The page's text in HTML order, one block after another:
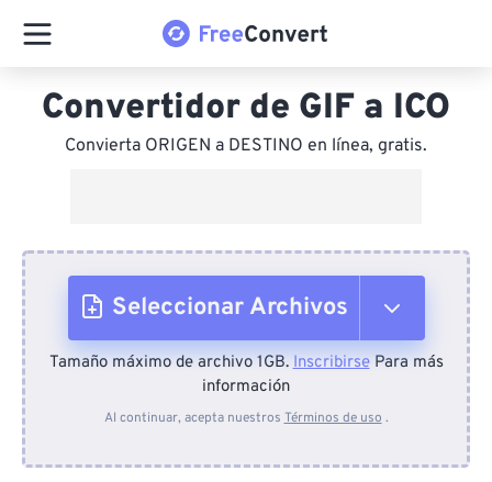
Convertidor de GIF a ICO
Convierta ORIGEN a DESTINO en línea, gratis.
Seleccionar Archivos
Desde el dispositivo
Tamaño máximo de archivo 1GB.InscribirsePara más
información
Al continuar, acepta nuestros Términos de uso .